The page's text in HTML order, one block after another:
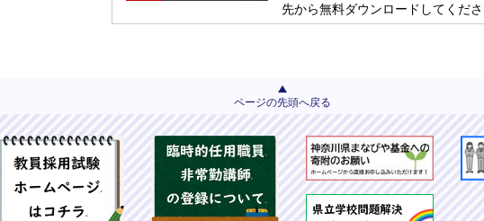
先から無料ダウンロードしてくださ
ページの先頭へ戻る